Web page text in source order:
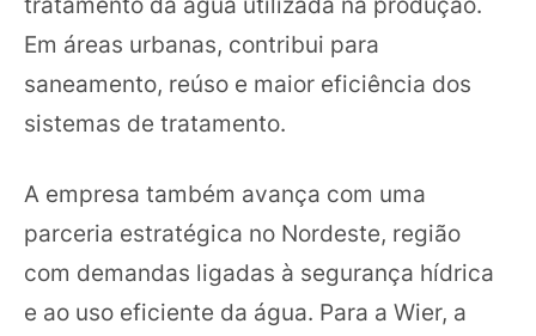
Em áreas urbanas, contribui para
saneamento, reúso e maior eficiência dos
sistemas de tratamento.
A empresa também avança com uma
parceria estratégica no Nordeste, região
com demandas ligadas à segurança hídrica
e ao uso eficiente da água. Para a Wier, a